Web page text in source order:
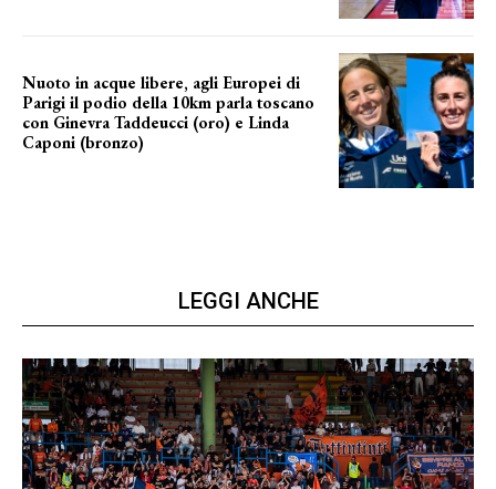
Nuoto in acque libere, agli Europei di
Parigi il podio della 10km parla toscano
con Ginevra Taddeucci (oro) e Linda
Caponi (bronzo)
LEGGI ANCHE